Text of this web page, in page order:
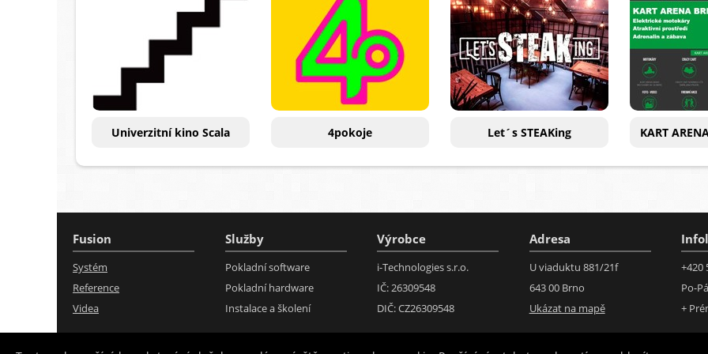
Univerzitní kino Scala 4pokoje Let´s STEAKing KART
Fusion
Systém
Reference
Videa
Služby
Pokladní software
Pokladní hardware
Instalace a školení
Výrobce
i-Technologies s.r.o.
IČ: 26309548
DIČ: CZ26309548
Adresa
U viaduktu 881/21f
643 00 Brno
Ukázat na mapě
+420
Po-
+